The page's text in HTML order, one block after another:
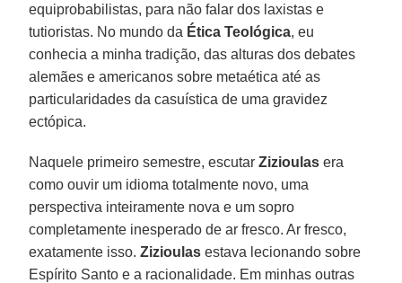
equiprobabilistas, para não falar dos laxistas e
tutioristas. No mundo da Ética Teológica, eu
conhecia a minha tradição, das alturas dos debates
alemães e americanos sobre metaética até as
particularidades da casuística de uma gravidez
ectópica.
Naquele primeiro semestre, escutarZizioulas era
como ouvir um idioma totalmente novo, uma
perspectiva inteiramente nova e um sopro
completamente inesperado de ar fresco. Ar fresco,
exatamente isso.Zizioulas estava lecionando sobre
Espírito Santo e a racionalidade. Em minhas outras